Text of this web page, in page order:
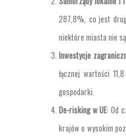
287,8%, co jest
niektóre miasta nie
Inwestycje
łącznej wartości
gospodarki.
De-risking w UE: Od
krajów o wysokim